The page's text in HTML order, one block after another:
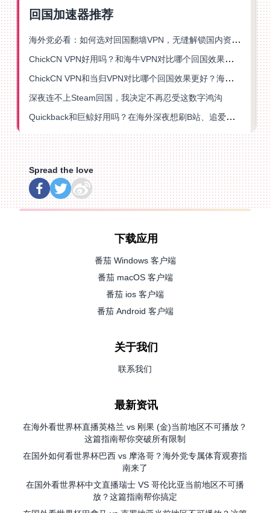
回国加速器推荐
海外党必看：如何选对回国翻墙VPN，无缝解锁国内资源？
ChickCN VPN好用吗？和海牛VPN对比哪个回国效果更好？
ChickCN VPN和当归VPN对比哪个回国效果更好？海外党亲测后选了它
深夜连不上Steam回国，我决定不再忍受这数字鸿沟
Quickback和巨鲸好用吗？在海外深夜想刷B站、追爱奇艺的你，或许正需要这份答案
Spread the love
下载应用
番茄 Windows 客户端
番茄 macOS 客户端
番茄 ios 客户端
番茄 Android 客户端
关于我们
联系我们
最新资讯
在海外看世界杯直播英格兰 vs 刚果 (金)当前地区不可播放？
这篇指南帮你突破所有限制
在国外如何看世界杯巴西 vs 摩洛哥？海外党专属体育观赛指
南来了
在国外看世界杯中文直播瑞士 VS 哥伦比亚当前地区不可播
放？这篇指南帮你搞定